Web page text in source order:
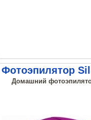
Фотоэпилятор
Домашний